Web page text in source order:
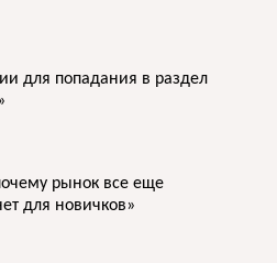
для попадания в раздел
рынок все еще
для новичков»